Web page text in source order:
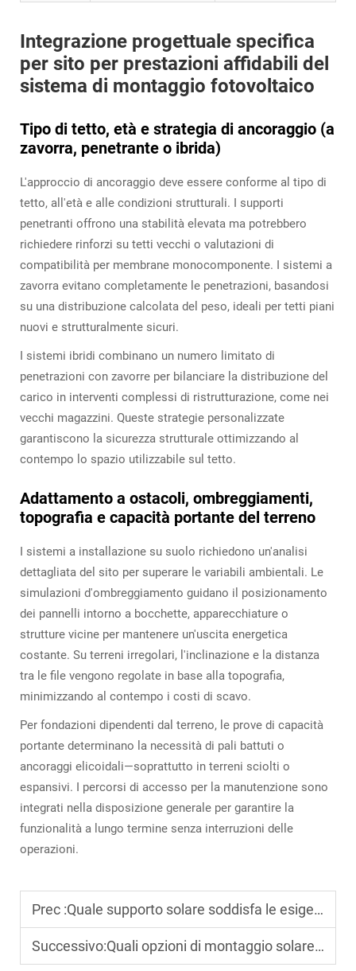
Integrazione progettuale specifica
per sito per prestazioni affidabili del
sistema di montaggio fotovoltaico
Tipo di tetto, età e strategia di ancoraggio (a
zavorra, penetrante o ibrida)
L'approccio di ancoraggio deve essere conforme al tipo di
tetto, all'età e alle condizioni strutturali. I supporti
penetranti offrono una stabilità elevata ma potrebbero
richiedere rinforzi su tetti vecchi o valutazioni di
compatibilità per membrane monocomponente. I sistemi a
zavorra evitano completamente le penetrazioni, basandosi
su una distribuzione calcolata del peso, ideali per tetti piani
nuovi e strutturalmente sicuri.
I sistemi ibridi combinano un numero limitato di
penetrazioni con zavorre per bilanciare la distribuzione del
carico in interventi complessi di ristrutturazione, come nei
vecchi magazzini. Queste strategie personalizzate
garantiscono la sicurezza strutturale ottimizzando al
contempo lo spazio utilizzabile sul tetto.
Adattamento a ostacoli, ombreggiamenti,
topografia e capacità portante del terreno
I sistemi a installazione su suolo richiedono un'analisi
dettagliata del sito per superare le variabili ambientali. Le
simulazioni d'ombreggiamento guidano il posizionamento
dei pannelli intorno a bocchette, apparecchiature o
strutture vicine per mantenere un'uscita energetica
costante. Su terreni irregolari, l'inclinazione e la distanza
tra le file vengono regolate in base alla topografia,
minimizzando al contempo i costi di scavo.
Per fondazioni dipendenti dal terreno, le prove di capacità
portante determinano la necessità di pali battuti o
ancoraggi elicoidali—soprattutto in terreni sciolti o
espansivi. I percorsi di accesso per la manutenzione sono
integrati nella disposizione generale per garantire la
funzionalità a lungo termine senza interruzioni delle
operazioni.
Prec :Quale supporto solare soddisfa le esigenze di installazione dei progetti BIPV?
Successivo:Quali opzioni di montaggio solare sono ideali per i sistemi fotovoltaici su palo?